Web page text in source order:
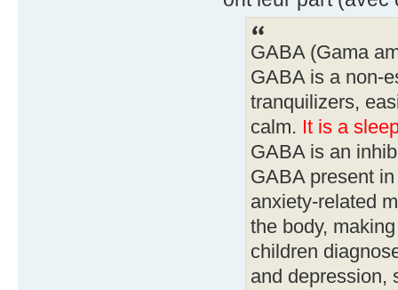
GABA (Gama
GABA is a non-
tranquilizers,
calm. It is a
GABA is an
GABA present
anxiety-related
the body,
children
and depression,